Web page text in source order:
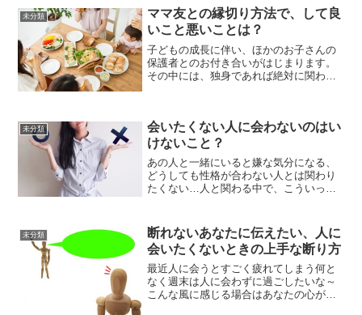
だったのでとてもその悩み...
未分類
ママ友との縁切り方法で、して良
いこと悪いことは？
子どもの成長に伴い、ほかのお子さんの
保護者とのお付き合いがはじまります。
その中には、独身であれば絶対に関わる
素敵な出会いになることもあ...
未分類
会いたくない人に会わないのはい
けないこと？
あの人と一緒にいると嫌な気分になる、
どうしても性格が合わない人とは関わり
たくない…人と関わる中で、こういった
こか罪悪感があったり、避けることは良
くないことと思っている人...
未分類
断れないあなたに伝えたい、人に
会いたくないときの上手な断り方
最近人に会うとすごく疲れてしまう何と
なく週末は人に会わずに過ごしたいな～
こんな風に感じる場合はあなたの心がす